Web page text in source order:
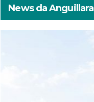
News da Anguillara